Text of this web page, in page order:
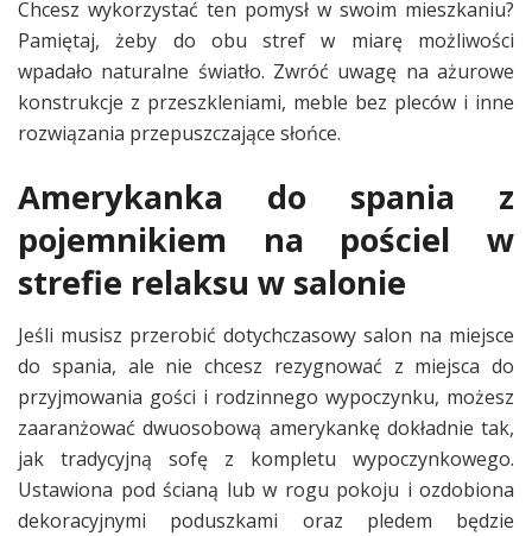
Chcesz wykorzystać ten pomysł w swoim mieszkaniu?
Pamiętaj, żeby do obu stref w miarę możliwości
wpadało naturalne światło. Zwróć uwagę na ażurowe
konstrukcje z przeszkleniami, meble bez pleców i inne
rozwiązania przepuszczające słońce.
Amerykanka do spania z
pojemnikiem na pościel w
strefie relaksu w salonie
Jeśli musisz przerobić dotychczasowy salon na miejsce
do spania, ale nie chcesz rezygnować z miejsca do
przyjmowania gości i rodzinnego wypoczynku, możesz
zaaranżować dwuosobową amerykankę dokładnie tak,
jak tradycyjną sofę z kompletu wypoczynkowego.
Ustawiona pod ścianą lub w rogu pokoju i ozdobiona
dekoracyjnymi poduszkami oraz pledem będzie